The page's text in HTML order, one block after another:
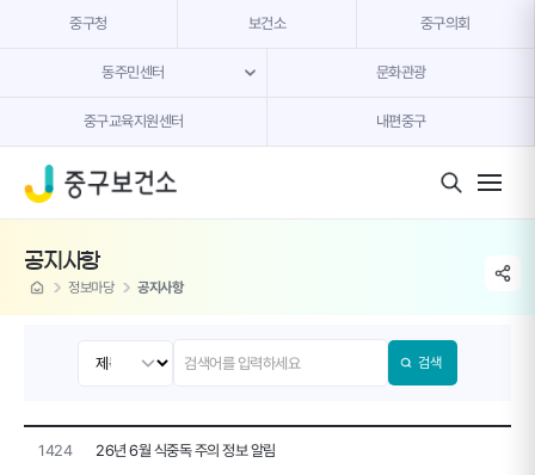
중구청 보건소 중구의회
동주민센터 문화관광
중구교육지원센터 내편중구
공지사항
home 정보마당 공지사항
share
검색
1424
26년 6월 식중독 주의 정보 알림